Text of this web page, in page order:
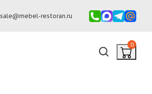
sale@mebel-restoran.ru
0